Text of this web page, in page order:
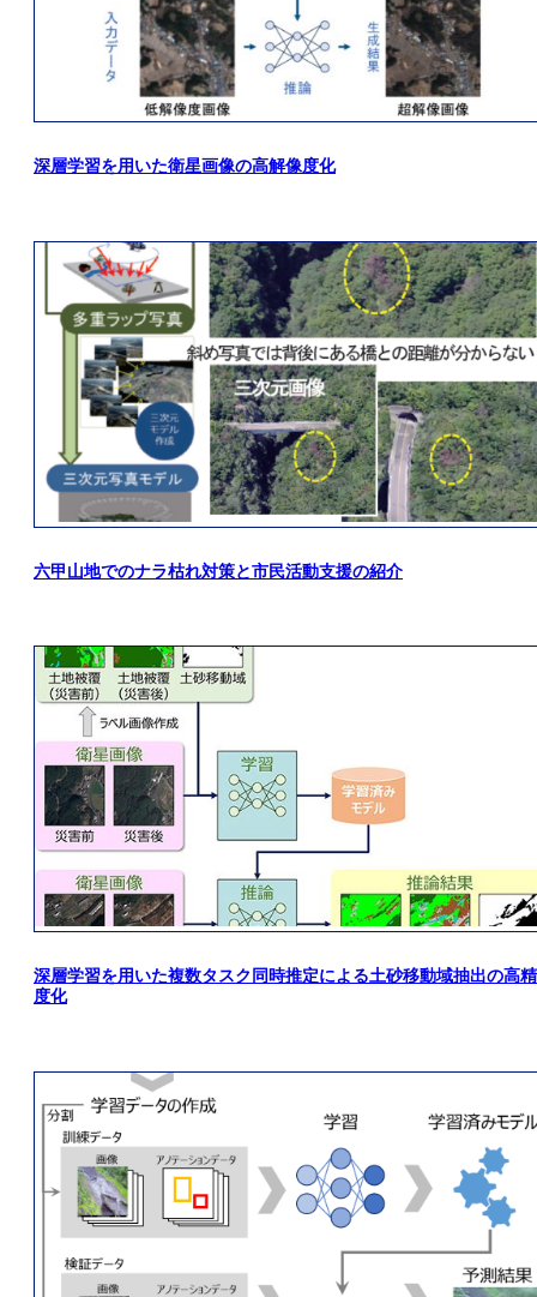
深層学習を用いた衛星画像の高解像度化
六甲山地でのナラ枯れ対策と市民活動支援の紹介
深層学習を用いた複数タスク同時推定による土砂移動域抽出の高精
度化